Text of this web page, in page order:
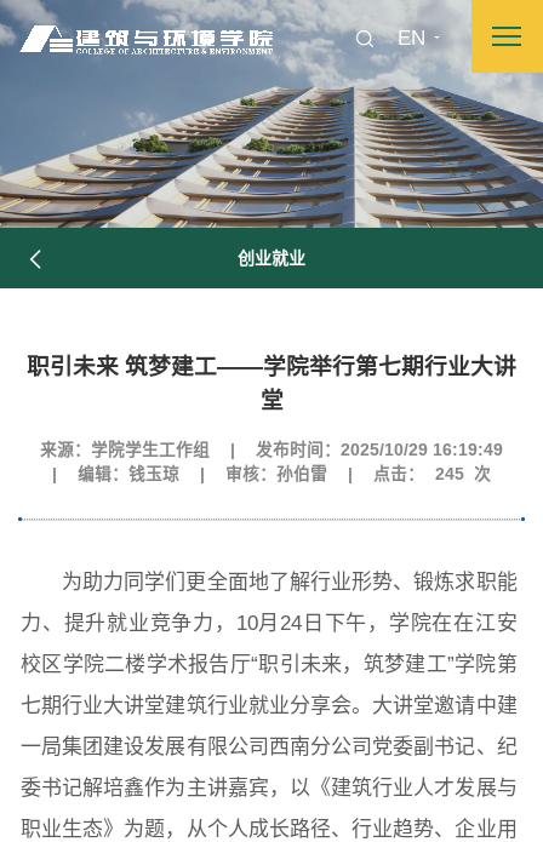
EN
教学科研岗 行政管理岗 教学思政岗 实验教辅岗
本科教育 研究生教育 继续教育
创业就业
职引未来 筑梦建工——学院举行第七期行业大讲
堂
来源：学院学生工作组
发布时间：2025/10/29 16:19:49
编辑：钱玉琼 审核：孙伯雷 点击： 245 次
为助力同学们更全面地了解行业形势、锻炼求职能
力、提升就业竞争力，10月24日下午，学院在在江安
校区学院二楼学术报告厅“职引未来，筑梦建工”学院第
七期行业大讲堂建筑行业就业分享会。大讲堂邀请中建
一局集团建设发展有限公司西南分公司党委副书记、纪
委书记解培鑫作为主讲嘉宾，以《建筑行业人才发展与
职业生态》为题，从个人成长路径、行业趋势、企业用